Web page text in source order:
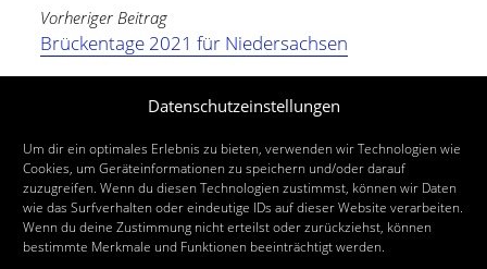
Datenschutzeinstellungen
Um dir ein optimales Erlebnis zu bieten, verwenden wir Technologien wie
Cookies, um Geräteinformationen zu speichern und/oder darauf
zuzugreifen. Wenn du diesen Technologien zustimmst, können wir Daten
wie das Surfverhalten oder eindeutige IDs auf dieser Website verarbeiten.
Wenn du deine Zustimmung nicht erteilst oder zurückziehst, können
bestimmte Merkmale und Funktionen beeinträchtigt werden.
Vorheriger Beitrag
Brückentage 2021 für Niedersachsen
Nächster Beitrag
Frohes neues Jahr 2021 allen Lesern